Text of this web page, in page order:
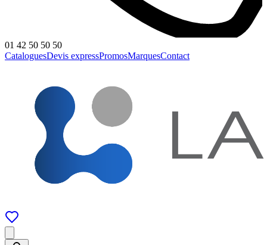
01 42 50 50 50
CataloguesDevis expressPromosMarquesContact